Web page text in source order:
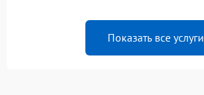
Показать все услуги